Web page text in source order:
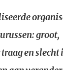
groot,
en slecht